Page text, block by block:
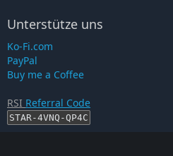
Unterstütze uns
Ko-Fi.com
PayPal
Buy me a Coffee
RSI Referral Code
STAR-4VNQ-QP4C